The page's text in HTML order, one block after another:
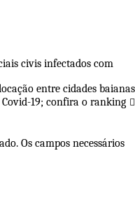
civis infectados com
entre cidades baianas
Covid-19; confira o ranking
Os campos necessários